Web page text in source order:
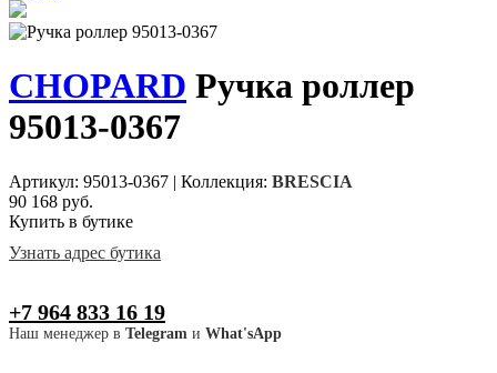
CHOPARD Ручка роллер
95013-0367
Артикул: 95013-0367 | Коллекция: BRESCIA
90 168 руб.
Купить в бутике
Узнать адрес бутика
+7 964 833 16 19
Наш менеджер в Telegram и What'sApp